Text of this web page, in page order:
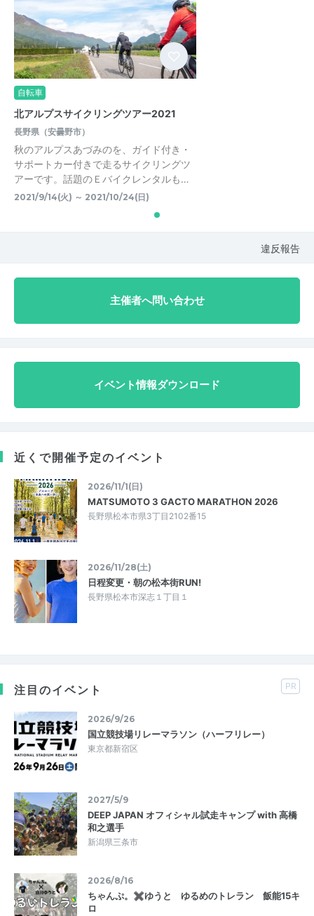
自転車
北アルプスサイクリングツアー2021
長野県（安曇野市）
秋のアルプスあづみのを、ガイド付き・
サポートカー付きで走るサイクリングツ
アーです。話題のＥバイクレンタルも…
2021/9/14(火) ～ 2021/10/24(日)
違反報告
主催者へ問い合わせ
イベント情報ダウンロード
近くで開催予定のイベント
2026/11/1(日)
MATSUMOTO 3 GACTO MARATHON 2026
長野県松本市県3丁目2102番15
2026/11/28(土)
日程変更・朝の松本街RUN!
長野県松本市深志１丁目１
注目のイベント PR
2026/9/26
国立競技場リレーマラソン（ハーフリレー）
東京都新宿区
2027/5/9
DEEP JAPAN オフィシャル試走キャンプ with 高橋
和之選手
新潟県三条市
2026/8/16
ちゃんぷ。✖ゆうと ゆるめのトレラン 飯能15キ
ロ